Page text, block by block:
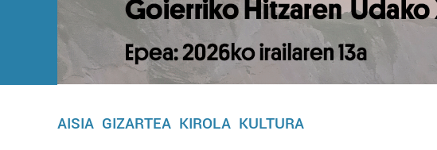
AISIA GIZARTEA KIROLA KULTURA